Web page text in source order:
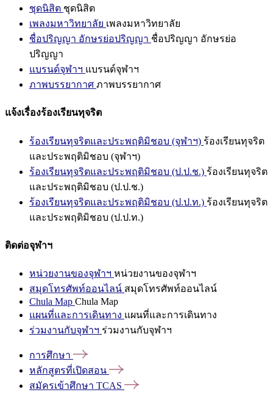
ชุดนิสิต ชุดนิสิต
เพลงมหาวิทยาลัย เพลงมหาวิทยาลัย
ชื่อปริญญา อักษรย่อปริญญา ชื่อปริญญา อักษรย่อ
ปริญญา
แบรนด์จุฬาฯ แบรนด์จุฬาฯ
ภาพบรรยากาศ ภาพบรรยากาศ
แจ้งเรื่องร้องเรียนทุจริต
ร้องเรียนทุจริตและประพฤติมิชอบ (จุฬาฯ) ร้องเรียนทุจริต
และประพฤติมิชอบ (จุฬาฯ)
ร้องเรียนทุจริตและประพฤติมิชอบ (ป.ป.ช.) ร้องเรียนทุจริต
และประพฤติมิชอบ (ป.ป.ช.)
ร้องเรียนทุจริตและประพฤติมิชอบ (ป.ป.ท.) ร้องเรียนทุจริต
และประพฤติมิชอบ (ป.ป.ท.)
ติดต่อจุฬาฯ
หน่วยงานของจุฬาฯ หน่วยงานของจุฬาฯ
สมุดโทรศัพท์ออนไลน์ สมุดโทรศัพท์ออนไลน์
Chula Map Chula Map
แผนที่และการเดินทาง แผนที่และการเดินทาง
ร่วมงานกับจุฬาฯ ร่วมงานกับจุฬาฯ
การศึกษา
หลักสูตรที่เปิดสอน
สมัครเข้าศึกษา TCAS